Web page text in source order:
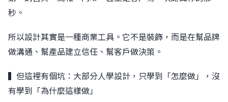
秒。
所以設計其實是一種商業工具。它不是裝飾，而是在幫品牌
做溝通、幫產品建立信任、幫客戶做決策。
▍但這裡有個坑：大部分人學設計，只學到「怎麼做」，沒
有學到「為什麼這樣做」